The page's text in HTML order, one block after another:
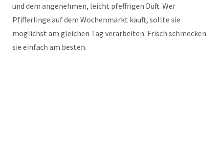
und dem angenehmen, leicht pfeffrigen Duft. Wer
Pfifferlinge auf dem Wochenmarkt kauft, sollte sie
möglichst am gleichen Tag verarbeiten. Frisch schmecken
sie einfach am besten.